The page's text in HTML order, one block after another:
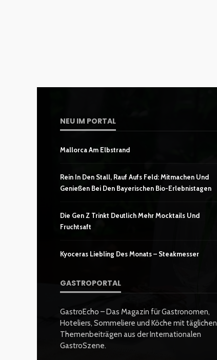
NEU IM PORTAL
Mallorca Am Elbstrand
Rein In Den Stall, Rauf Aufs Feld: Mitmachen Und
Genießen Bei Den Bayerischen Bio-Erlebnistagen
Die Gen Z Trinkt Deutlich Mehr Mocktails Und
Fruchtsaft
Kyoceras Liebling Des Monats – Steakmesser
GASTROPORTAL
GastroEcho – Das Magazin für Gastronomen,
Hoteliers, Sommeliere und Köche mit täglichen
Themenbeiträgen aus der Internationalen
GastroSzene.